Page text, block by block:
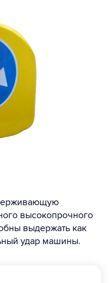
высокопрочного
выдержать как
удар машины.